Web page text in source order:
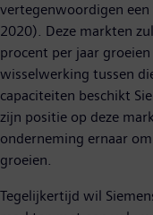
vertegenwoordigen
2020). Deze markten
procent per jaar
wisselwerking tussen
capaciteiten beschikt
zijn positie op deze
onderneming ernaar
groeien.
Tegelijkertijd wil